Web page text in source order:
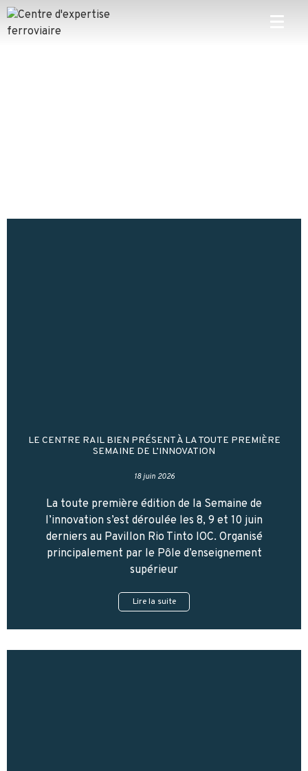
LE CENTRE RAIL BIEN PRÉSENT À LA TOUTE PREMIÈRE
SEMAINE DE L’INNOVATION
18 juin 2026
La toute première édition de la Semaine de
l’innovation s’est déroulée les 8, 9 et 10 juin
derniers au Pavillon Rio Tinto IOC. Organisé
principalement par le Pôle d’enseignement
supérieur
Lire la suite